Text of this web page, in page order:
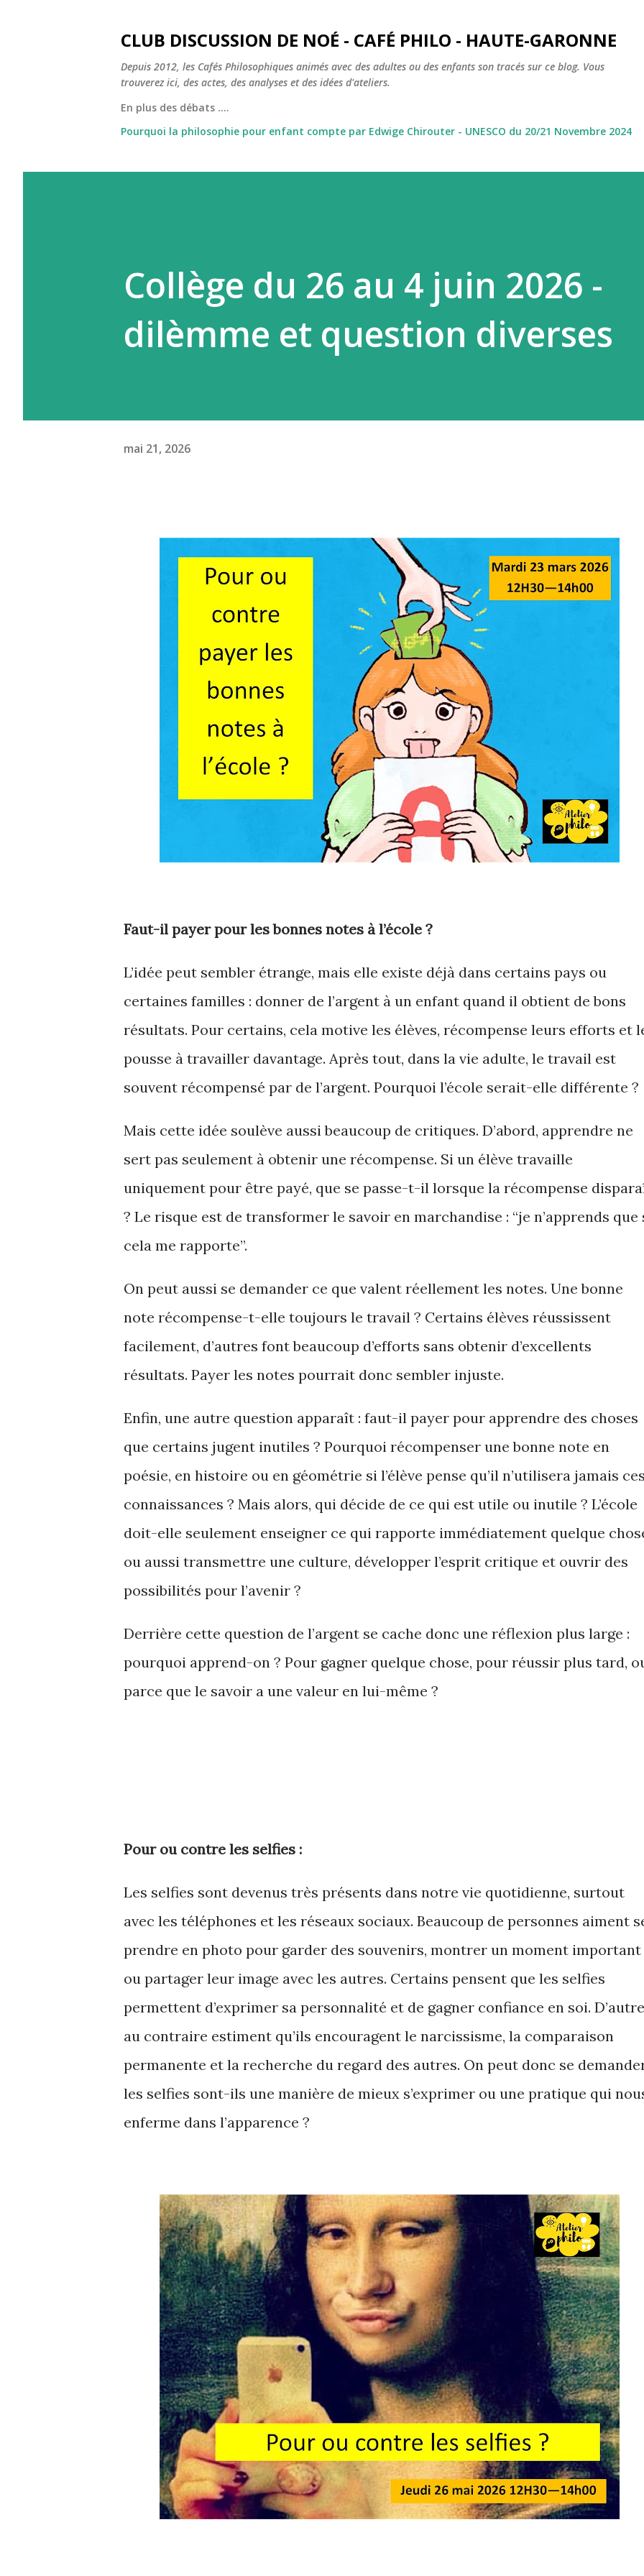
CLUB DISCUSSION DE NOÉ - CAFÉ PHILO - HAUTE-GARONNE
Depuis 2012, les Cafés Philosophiques animés avec des adultes ou des enfants son tracés sur ce blog. Vous
trouverez ici, des actes, des analyses et des idées d'ateliers.
En plus des débats ....
Pourquoi la philosophie pour enfant compte par Edwige Chirouter - UNESCO du 20/21 Novembre 2024
Collège du 26 au 4 juin 2026 -
dilèmme et question diverses
mai 21, 2026
Faut-il payer pour les bonnes notes à l’école ?
L’idée peut sembler étrange, mais elle existe déjà dans certains pays ou
certaines familles : donner de l’argent à un enfant quand il obtient de bons
résultats. Pour certains, cela motive les élèves, récompense leurs efforts et
pousse à travailler davantage. Après tout, dans la vie adulte, le travail est
souvent récompensé par de l’argent. Pourquoi l’école serait-elle différente ?
Mais cette idée soulève aussi beaucoup de critiques. D’abord, apprendre ne
sert pas seulement à obtenir une récompense. Si un élève travaille
uniquement pour être payé, que se passe-t-il lorsque la récompense
? Le risque est de transformer le savoir en marchandise : “je n’apprends que
cela me rapporte”.
On peut aussi se demander ce que valent réellement les notes. Une bonne
note récompense-t-elle toujours le travail ? Certains élèves réussissent
facilement, d’autres font beaucoup d’efforts sans obtenir d’excellents
résultats. Payer les notes pourrait donc sembler injuste.
Enfin, une autre question apparaît : faut-il payer pour apprendre des choses
que certains jugent inutiles ? Pourquoi récompenser une bonne note en
poésie, en histoire ou en géométrie si l’élève pense qu’il n’utilisera jamais
connaissances ? Mais alors, qui décide de ce qui est utile ou inutile ? L’école
doit-elle seulement enseigner ce qui rapporte immédiatement quelque
ou aussi transmettre une culture, développer l’esprit critique et ouvrir des
possibilités pour l’avenir ?
Derrière cette question de l’argent se cache donc une réflexion plus large :
pourquoi apprend-on ? Pour gagner quelque chose, pour réussir plus tard,
parce que le savoir a une valeur en lui-même ?
Pour ou contre les selfies :
Les selfies sont devenus très présents dans notre vie quotidienne, surtout
avec les téléphones et les réseaux sociaux. Beaucoup de personnes aiment
prendre en photo pour garder des souvenirs, montrer un moment important
ou partager leur image avec les autres. Certains pensent que les selfies
permettent d’exprimer sa personnalité et de gagner confiance en soi.
au contraire estiment qu’ils encouragent le narcissisme, la comparaison
permanente et la recherche du regard des autres. On peut donc se
les selfies sont-ils une manière de mieux s’exprimer ou une pratique qui
enferme dans l’apparence ?